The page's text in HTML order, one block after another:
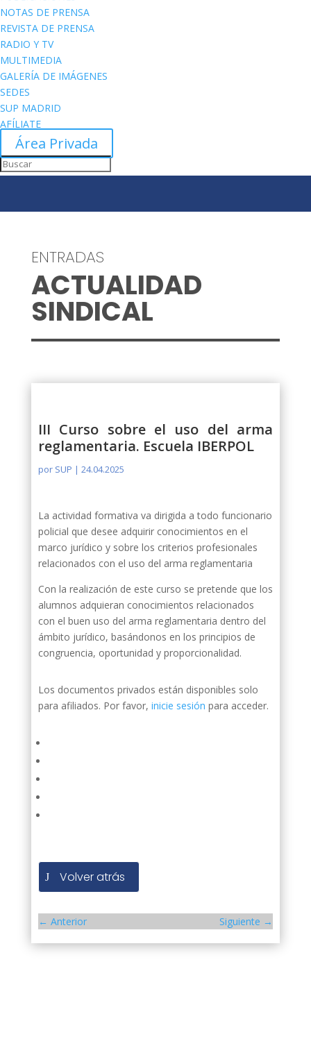
NOTAS DE PRENSA
REVISTA DE PRENSA
RADIO Y TV
MULTIMEDIA
GALERÍA DE IMÁGENES
SEDES
SUP MADRID
AFÍLIATE
Área Privada
ENTRADAS
ACTUALIDAD
SINDICAL
III Curso sobre el uso del arma
reglamentaria. Escuela IBERPOL
por SUP | 24.04.2025
La actividad formativa va dirigida a todo funcionario
policial que desee adquirir conocimientos en el
marco jurídico y sobre los criterios profesionales
relacionados con el uso del arma reglamentaria
Con la realización de este curso se pretende que los
alumnos adquieran conocimientos relacionados
con el buen uso del arma reglamentaria dentro del
ámbito jurídico, basándonos en los principios de
congruencia, oportunidad y proporcionalidad.
Los documentos privados están disponibles solo
para afiliados. Por favor, inicie sesión para acceder.
Volver atrás
← Anterior Siguiente →